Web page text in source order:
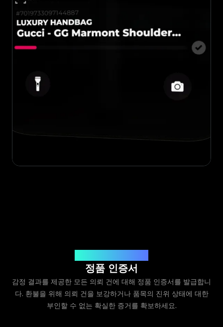
정품 인증서
감정 결과를 제공한 모든 의뢰 건에 대해 정품 인증서를 발급합니
다. 환불을 위해 의뢰 건을 보강하거나 품목의 진위 상태에 대한
부인할 수 없는 확실한 증거를 확보하세요.